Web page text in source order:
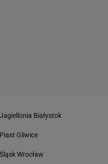
Jagiellonia Białystok
Piast Gliwice
Śląsk Wrocław